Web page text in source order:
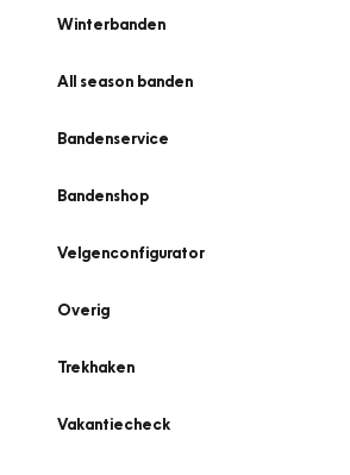
Winterbanden
All season banden
Bandenservice
Bandenshop
Velgenconfigurator
Overig
Trekhaken
Vakantiecheck